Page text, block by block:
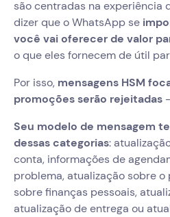
são centradas na experiência
dizer que o WhatsApp se
você vai oferecer de valor
o que eles fornecem de útil
Por isso, mensagens HSM
promoções serão rejeitadas
Seu modelo de mensagem
dessas categorias:
conta, informações de
problema, atualização sobre
sobre finanças pessoais,
atualização de entrega ou